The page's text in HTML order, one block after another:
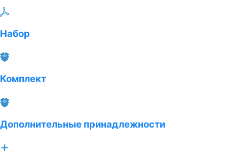
Набор
Комплект
Дополнительные принадлежности